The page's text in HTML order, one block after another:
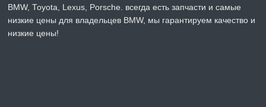
BMW, Toyota, Lexus, Porsche. всегда есть запчасти и самые
низкие цены для владельцев BMW, мы гарантируем качество и
низкие цены!